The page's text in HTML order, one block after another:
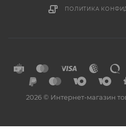
ПОЛИТИКА
2026 © Интернет-магазин